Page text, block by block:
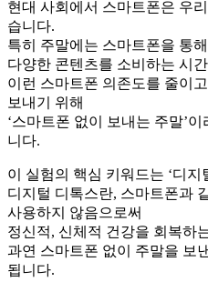
현대 사회에서 스마트폰은 우
습니다.
특히 주말에는 스마트폰을 통
다양한 콘텐츠를 소비하는 시
이런 스마트폰 의존도를 줄이
보내기 위해
‘스마트폰 없이 보내는 주말’
니다.
이 실험의 핵심 키워드는 ‘디지
디지털 디톡스란, 스마트폰과
사용하지 않음으로써
정신적, 신체적 건강을 회복하
과연 스마트폰 없이 주말을 보
됩니다.